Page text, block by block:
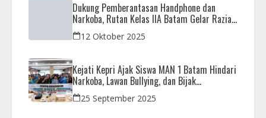
Dukung Pemberantasan Handphone dan
Narkoba, Rutan Kelas IIA Batam Gelar Razia
Bersama Aparat Penegak Hukum
12 Oktober 2025
Kejati Kepri Ajak Siswa MAN 1 Batam Hindari
Narkoba, Lawan Bullying, dan Bijak
Bermedsos
25 September 2025